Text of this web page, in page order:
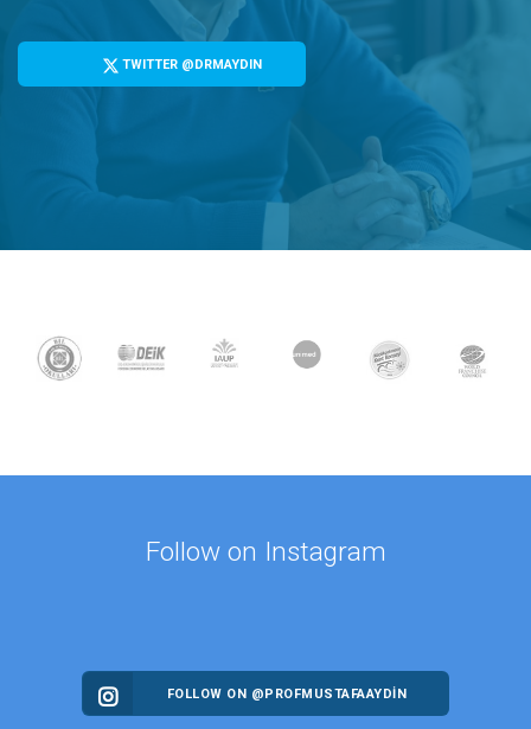
TWITTER @DRMAYDIN
Follow on Instagram
FOLLOW ON @PROFMUSTAFAAYDIN